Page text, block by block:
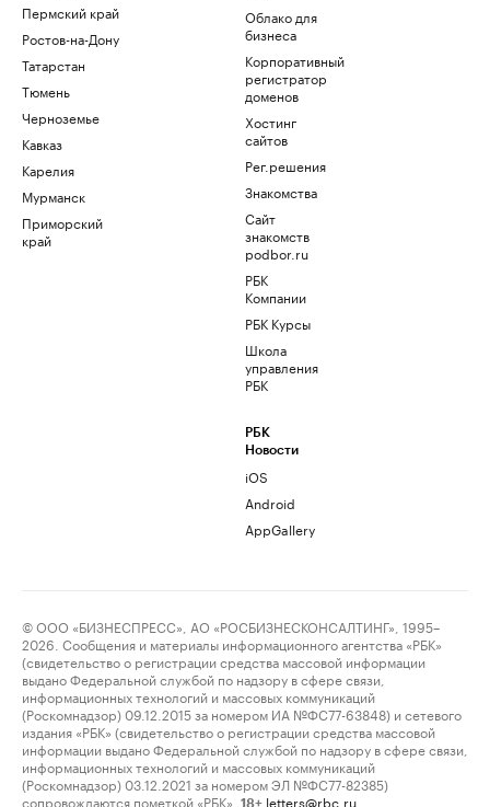
Пермский край
Ростов-на-Дону
Татарстан
Тюмень
Черноземье
Кавказ
Карелия
Мурманск
Приморский
край
Облако для
бизнеса
Корпоративный
регистратор
доменов
Хостинг
сайтов
Рег.решения
Знакомства
Сайт
знакомств
podbor.ru
РБК
Компании
РБК Курсы
Школа
управления
РБК
РБК
Новости
iOS
Android
AppGallery
© ООО «БИЗНЕСПРЕСС», АО «РОСБИЗНЕСКОНСАЛТИНГ», 1995–
2026. Сообщения и материалы информационного агентства «РБК»
(свидетельство о регистрации средства массовой информации
выдано Федеральной службой по надзору в сфере связи,
информационных технологий и массовых коммуникаций
(Роскомнадзор) 09.12.2015 за номером ИА №ФС77-63848) и сетевого
издания «РБК» (свидетельство о регистрации средства массовой
информации выдано Федеральной службой по надзору в сфере связи,
информационных технологий и массовых коммуникаций
(Роскомнадзор) 03.12.2021 за номером ЭЛ №ФС77-82385)
сопровождаются пометкой «РБК».
18+ letters@rbc.ru